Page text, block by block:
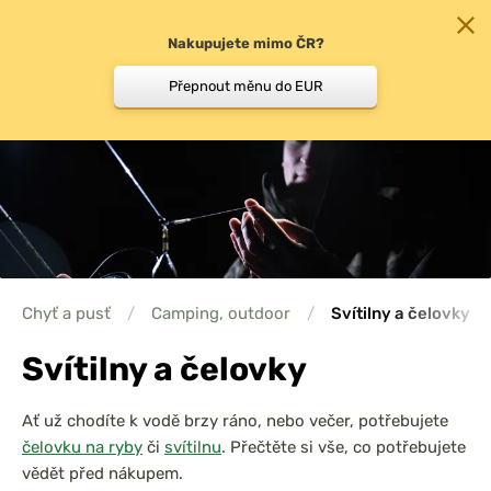
Chyť a pusť / Camping, outdoor / Svítilny a čelovky
Svítilny a čelovky
Ať už chodíte k vodě brzy ráno, nebo večer, potřebujete
čelovku na ryby či svítilnu. Přečtěte si vše, co potřebujete
vědět před nákupem.
Nakupujete mimo ČR?
Přepnout měnu do EUR